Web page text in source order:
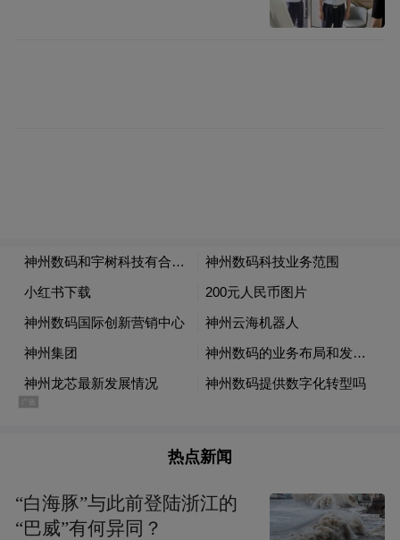
热点新闻
“白海豚”与此前登陆浙江的
“巴威”有何异同？